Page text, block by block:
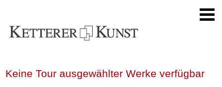
Keine Tour ausgewählter Werke verfügbar